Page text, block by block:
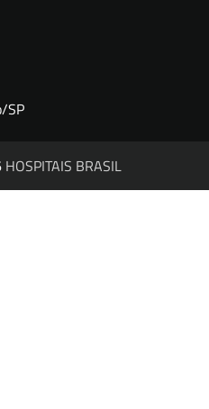
SP
HOSPITAIS BRASIL